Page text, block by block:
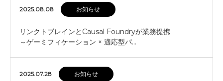
2025.08.08 お知らせ
リンクトブレインとCausal Foundryが業務提携
～ゲーミフィケーション × 適応型パ…
2025.07.28 お知らせ